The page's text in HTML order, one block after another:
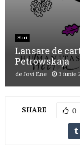
Stiri
Lansare de
Petrowskaja
deJovi Ene 3 iunie
SHARE 0